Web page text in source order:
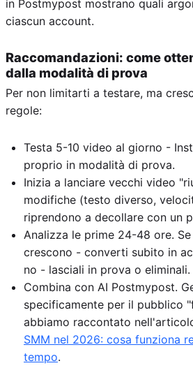
in Postmypost mostrano quali
ciascun account.
Raccomandazioni: come
dalla modalità di prova
Per non limitarti a testare, ma
regole:
Testa 5-10 video al giorno -
proprio in modalità di prova.
Inizia a lanciare vecchi video
modifiche (testo diverso,
riprendono a decollare con un
Analizza le prime 24-48 ore.
crescono - converti subito in
no - lasciali in prova o eliminali.
Combina con AI Postmypost.
specificamente per il pubblico
abbiamo raccontato
SMM nel 2026: cosa funziona
tempo.